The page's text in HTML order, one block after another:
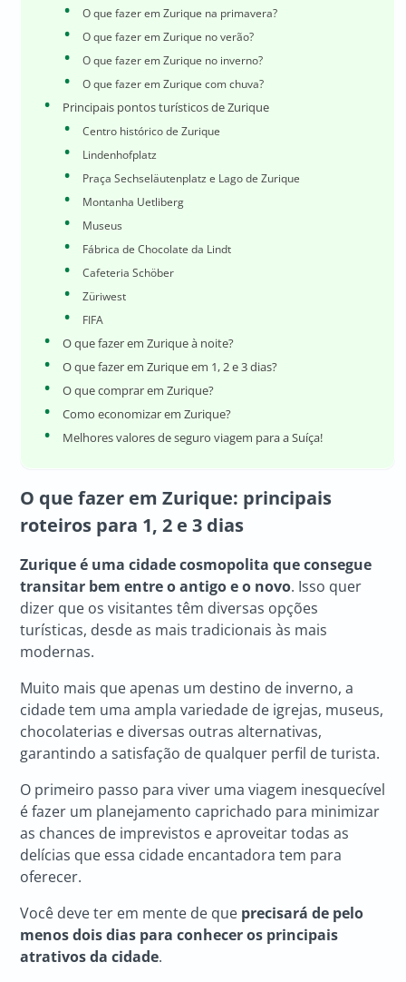
O que fazer em Zurique na primavera?
O que fazer em Zurique no verão?
O que fazer em Zurique no inverno?
O que fazer em Zurique com chuva?
Principais pontos turísticos de Zurique
Centro histórico de Zurique
Lindenhofplatz
Praça Sechseläutenplatz e Lago de Zurique
Montanha Uetliberg
Museus
Fábrica de Chocolate da Lindt
Cafeteria Schöber
Züriwest
FIFA
O que fazer em Zurique à noite?
O que fazer em Zurique em 1, 2 e 3 dias?
O que comprar em Zurique?
Como economizar em Zurique?
Melhores valores de seguro viagem para a Suíça!
O que fazer em Zurique: principais
roteiros para 1, 2 e 3 dias
Zurique é uma cidade cosmopolita que consegue
transitar bem entre o antigo e o novo. Isso quer
dizer que os visitantes têm diversas opções
turísticas, desde as mais tradicionais às mais
modernas.
Muito mais que apenas um destino de inverno, a
cidade tem uma ampla variedade de igrejas, museus,
chocolaterias e diversas outras alternativas,
garantindo a satisfação de qualquer perfil de turista.
O primeiro passo para viver uma viagem inesquecível
é fazer um planejamento caprichado para minimizar
as chances de imprevistos e aproveitar todas as
delícias que essa cidade encantadora tem para
oferecer.
Você deve ter em mente de que precisará de pelo
menos dois dias para conhecer os principais
atrativos da cidade.